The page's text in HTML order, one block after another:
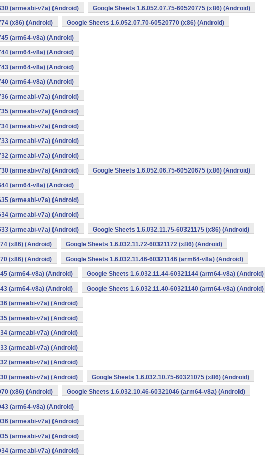
(armeabi-v7a) (Android) Google Sheets 1.6.052.07.75-60520775 (x86) (Android)
(x86) (Android) Google Sheets 1.6.052.07.70-60520770 (x86) (Android)
(arm64-v8a) (Android)
(arm64-v8a) (Android)
(arm64-v8a) (Android)
(arm64-v8a) (Android)
(armeabi-v7a) (Android)
(armeabi-v7a) (Android)
(armeabi-v7a) (Android)
(armeabi-v7a) (Android)
(armeabi-v7a) (Android)
(armeabi-v7a) (Android) Google Sheets 1.6.052.06.75-60520675 (x86) (Android)
(arm64-v8a) (Android)
(armeabi-v7a) (Android)
(armeabi-v7a) (Android)
(armeabi-v7a) (Android) Google Sheets 1.6.032.11.75-60321175 (x86) (Android)
(x86) (Android) Google Sheets 1.6.032.11.72-60321172 (x86) (Android)
(x86) (Android) Google Sheets 1.6.032.11.46-60321146 (arm64-v8a) (Android)
(arm64-v8a) (Android) Google Sheets 1.6.032.11.44-60321144 (arm64-v8a) (Android)
(arm64-v8a) (Android) Google Sheets 1.6.032.11.40-60321140 (arm64-v8a) (Android)
(armeabi-v7a) (Android)
(armeabi-v7a) (Android)
(armeabi-v7a) (Android)
(armeabi-v7a) (Android)
(armeabi-v7a) (Android)
(armeabi-v7a) (Android) Google Sheets 1.6.032.10.75-60321075 (x86) (Android)
(x86) (Android) Google Sheets 1.6.032.10.46-60321046 (arm64-v8a) (Android)
(arm64-v8a) (Android)
(armeabi-v7a) (Android)
(armeabi-v7a) (Android)
(armeabi-v7a) (Android)